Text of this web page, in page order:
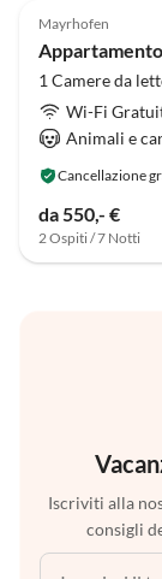
Mayrhofen
1 Camere da
Wi-Fi
Animali e
Cancellazione
da 550,- €
2 Ospiti / 7 Notti
Iscriviti alla
consigli